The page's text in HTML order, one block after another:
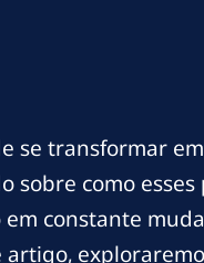
se transformar
como esses
constante